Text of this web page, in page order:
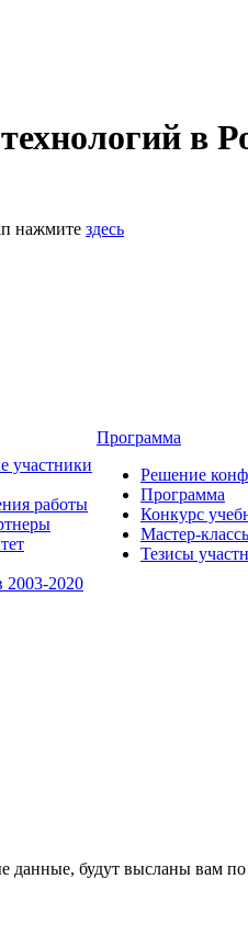
в
нажмите здесь
участники
работы
2003-2020
Программа
Решение
Программа
Конкурс
Мастер-
Тезисы
данные, будут высланы вам по